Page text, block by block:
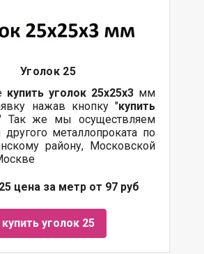
Уголок 25
купить уголок 25х25х3 мм
нажав кнопку "купить
Так же мы осуществляем
другого металлопроката по
району, Московской
цена за метр от 97 руб
купить уголок 25